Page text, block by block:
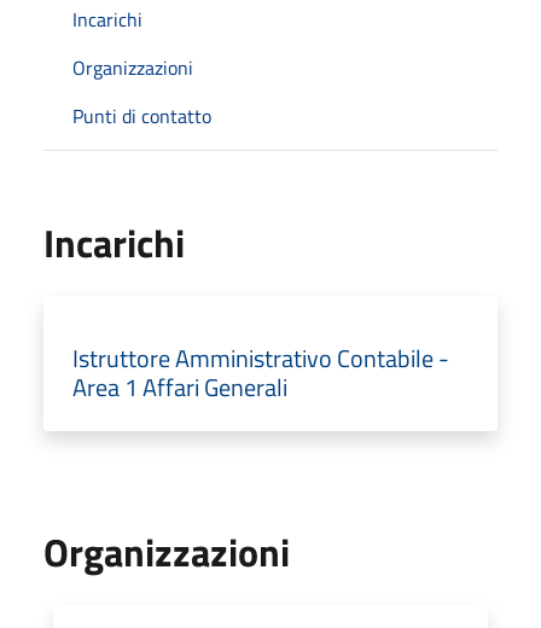
Incarichi
Organizzazioni
Punti di contatto
Incarichi
Istruttore Amministrativo Contabile -
Area 1 Affari Generali
Organizzazioni